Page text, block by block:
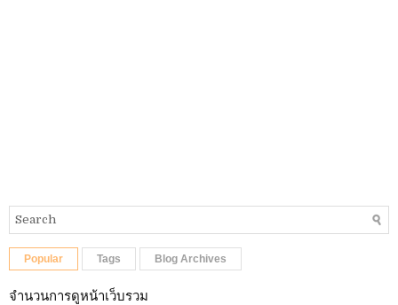
Popular Tags Blog Archives
จำนวนการดูหน้าเว็บรวม